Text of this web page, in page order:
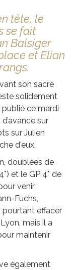
tête, le
se fait
Balsiger
et Elian
son sacre
solidement
ce mardi
sur
sur Julien
d'eux.
doublées de
et le GP 4* de
venir
Fuchs,
pourtant effacer
mais il a
maintenir
également